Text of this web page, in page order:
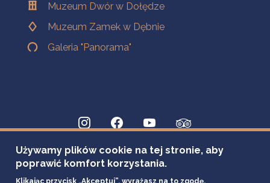
Muzeum Dwór w Dołędze
Muzeum Zamek w Dębnie
Galeria "Panorama"
Używamy plików cookie na tej stronie, aby
poprawić komfort korzystania.
Klikając przycisk „Akceptuj”, wyrażasz na to zgodę.